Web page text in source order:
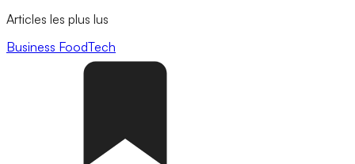
Articles les plus lus
Business FoodTech